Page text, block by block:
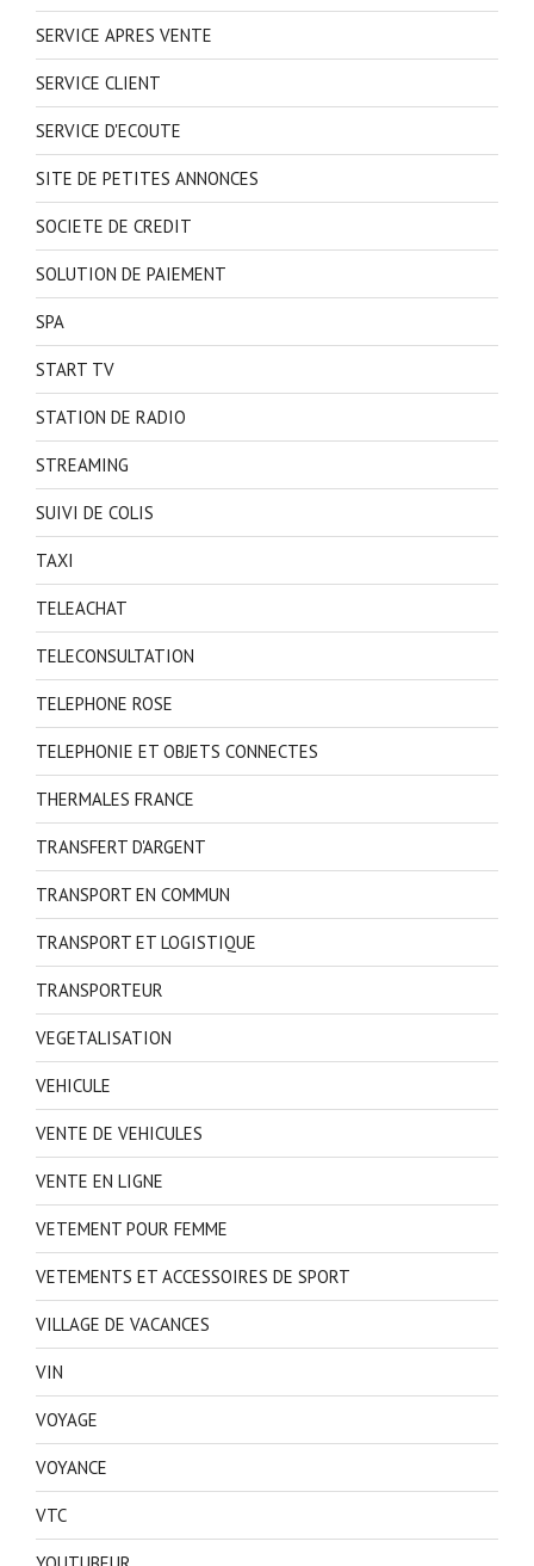
SERVICE APRES VENTE
SERVICE CLIENT
SERVICE D'ECOUTE
SITE DE PETITES ANNONCES
SOCIETE DE CREDIT
SOLUTION DE PAIEMENT
SPA
START TV
STATION DE RADIO
STREAMING
SUIVI DE COLIS
TAXI
TELEACHAT
TELECONSULTATION
TELEPHONE ROSE
TELEPHONIE ET OBJETS CONNECTES
THERMALES FRANCE
TRANSFERT D'ARGENT
TRANSPORT EN COMMUN
TRANSPORT ET LOGISTIQUE
TRANSPORTEUR
VEGETALISATION
VEHICULE
VENTE DE VEHICULES
VENTE EN LIGNE
VETEMENT POUR FEMME
VETEMENTS ET ACCESSOIRES DE SPORT
VILLAGE DE VACANCES
VIN
VOYAGE
VOYANCE
VTC